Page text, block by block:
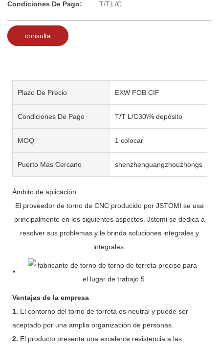
Condiciones De Pago:
T/T;L/C
consulta
Plazo De Precio EXW FOB CIF
Condiciones De Pago T/T L/C30\% depósito
MOQ 1 colocar
Puerto Mas Cercano shenzhenguangzhouzhongshan
Ámbito de aplicación
El proveedor de torno de CNC producido por JSTOMI se usa
principalmente en los siguientes aspectos. Jstomi se dedica a
resolver sus problemas y le brinda soluciones integrales y
integrales.
Ventajas de la empresa
1. El contorno del torno de torreta es neutral y puede ser
aceptado por una amplia organización de personas.
2. El producto presenta una excelente resistencia a las